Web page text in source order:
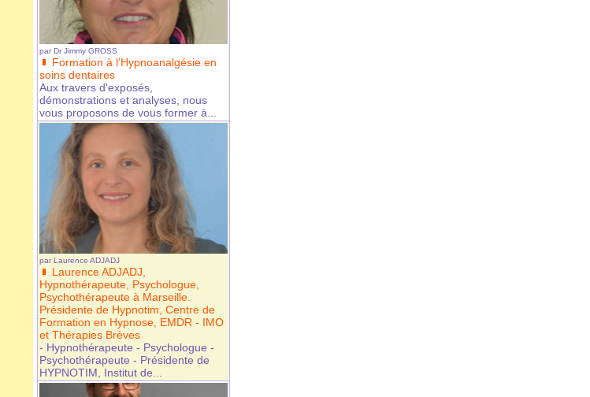
par Dr Jimmy GROSS
Formation à l’Hypnoanalgésie en
soins dentaires
Aux travers d'exposés,
démonstrations et analyses, nous
vous proposons de vous former à...
par Laurence ADJADJ
Laurence ADJADJ,
Hypnothérapeute, Psychologue,
Psychothérapeute à Marseille.
Présidente de Hypnotim, Centre de
Formation en Hypnose, EMDR - IMO
et Thérapies Brèves
- Hypnothérapeute - Psychologue -
Psychothérapeute - Présidente de
HYPNOTIM, Institut de...